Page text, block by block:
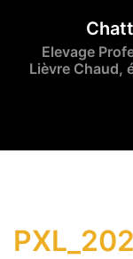
contenuElevage
Lièvre Chaud,